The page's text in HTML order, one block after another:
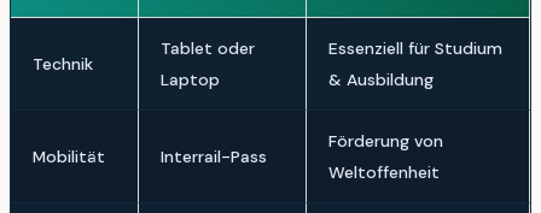
Technik
Tablet oder
Laptop
Essenziell für Studium
& Ausbildung
Mobilität Interrail-Pass
Förderung von
Weltoffenheit